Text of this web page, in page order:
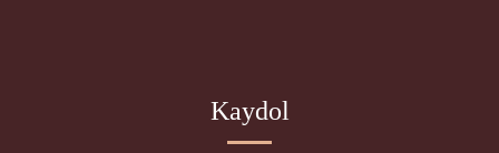
Kaydol